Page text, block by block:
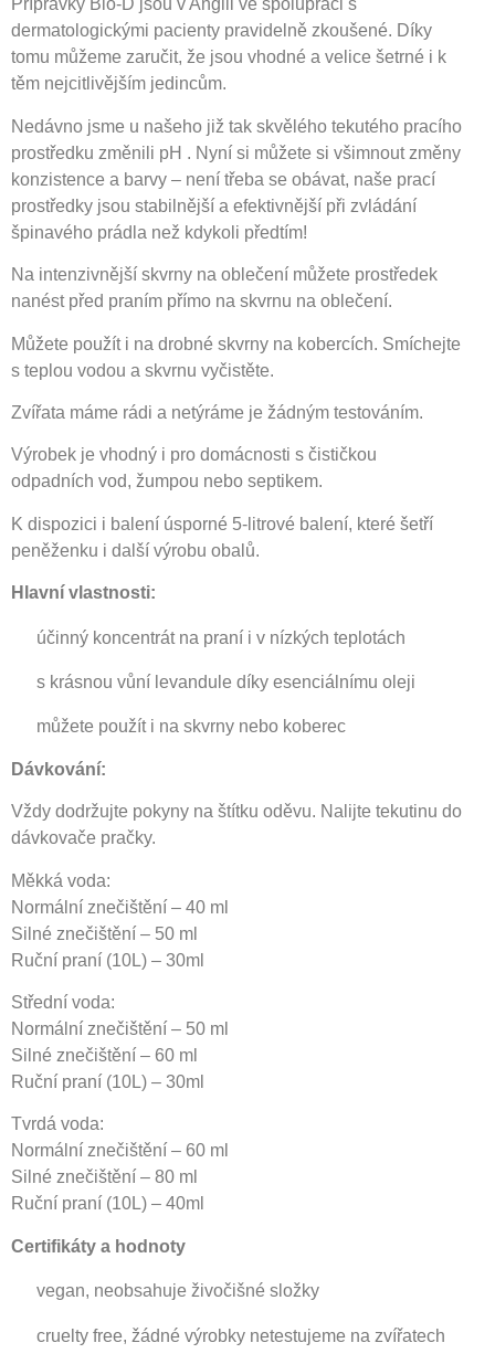
Přípravky Bio-D jsou v Anglii ve spolupráci s
dermatologickými pacienty pravidelně zkoušené. Díky
tomu můžeme zaručit, že jsou vhodné a velice šetrné i k
těm nejcitlivějším jedincům.
Nedávno jsme u našeho již tak skvělého tekutého pracího
prostředku změnili pH . Nyní si můžete si všimnout změny
konzistence a barvy – není třeba se obávat, naše prací
prostředky jsou stabilnější a efektivnější při zvládání
špinavého prádla než kdykoli předtím!
Na intenzivnější skvrny na oblečení můžete prostředek
nanést před praním přímo na skvrnu na oblečení.
Můžete použít i na drobné skvrny na kobercích. Smíchejte
s teplou vodou a skvrnu vyčistěte.
Zvířata máme rádi a netýráme je žádným testováním.
Výrobek je vhodný i pro domácnosti s čističkou
odpadních vod, žumpou nebo septikem.
K dispozici i balení úsporné 5-litrové balení, které šetří
peněženku i další výrobu obalů.
Hlavní vlastnosti:
účinný koncentrát na praní i v nízkých teplotách
s krásnou vůní levandule díky esenciálnímu oleji
můžete použít i na skvrny nebo koberec
Dávkování:
Vždy dodržujte pokyny na štítku oděvu. Nalijte tekutinu do
dávkovače pračky.
Měkká voda:
Normální znečištění – 40 ml
Silné znečištění – 50 ml
Ruční praní (10L) – 30ml
Střední voda:
Normální znečištění – 50 ml
Silné znečištění – 60 ml
Ruční praní (10L) – 30ml
Tvrdá voda:
Normální znečištění – 60 ml
Silné znečištění – 80 ml
Ruční praní (10L) – 40ml
Certifikáty a hodnoty
vegan, neobsahuje živočišné složky
cruelty free, žádné výrobky netestujeme na zvířatech